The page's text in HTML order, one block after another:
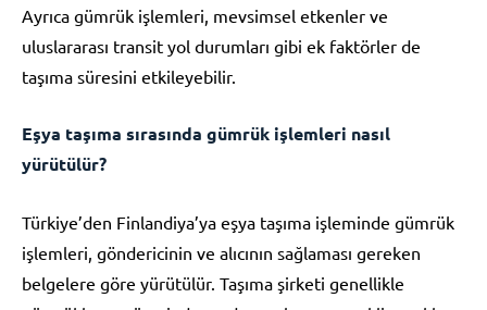
Ayrıca gümrük işlemleri, mevsimsel etkenler ve
uluslararası transit yol durumları gibi ek faktörler de
taşıma süresini etkileyebilir.
Eşya taşıma sırasında gümrük işlemleri nasıl
yürütülür?
Türkiye’den Finlandiya’ya eşya taşıma işleminde gümrük
işlemleri, göndericinin ve alıcının sağlaması gereken
belgelere göre yürütülür. Taşıma şirketi genellikle